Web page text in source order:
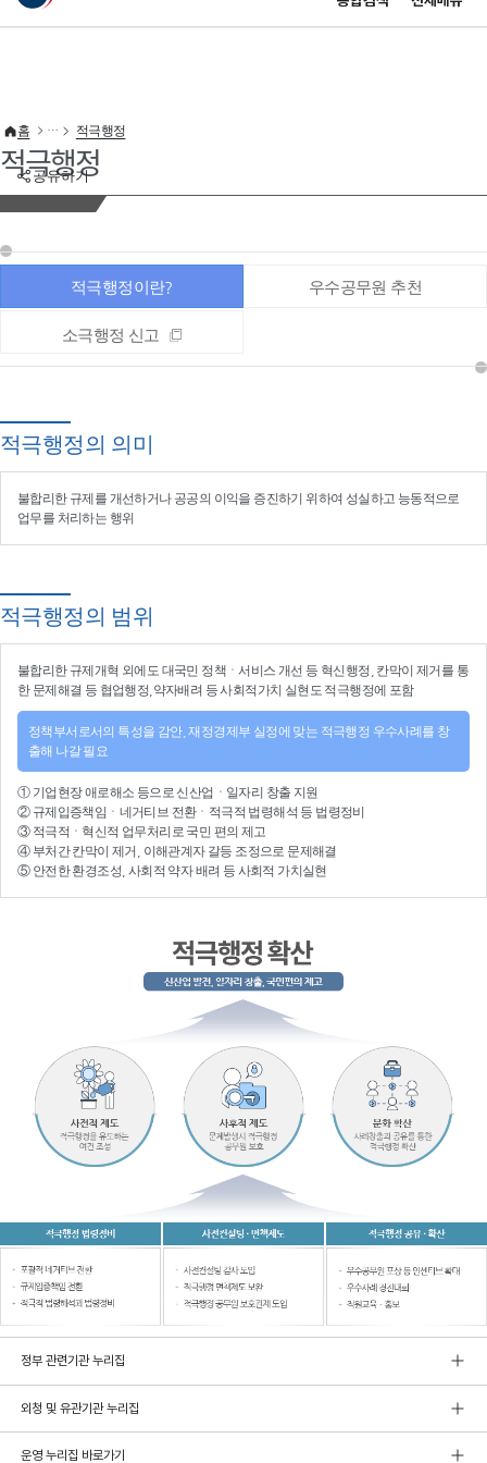
이 누리집은 대한민국 공식 전자정부 누리집입니다.
공유하기
홈 적극행정
적극행정
적극행정이란? 우수공무원 추천
소극행정 신고
적극행정의 의미
불합리한 규제를 개선하거나 공공의 이익을 증진하기 위하여 성실하고 능동적으로
업무를 처리하는 행위
적극행정의 범위
불합리한 규제개혁 외에도 대국민 정책ㆍ서비스 개선 등 혁신행정 , 칸막이 제거를 통
한 문제해결 등 협업행정 ,약자배려 등사회적가치 실현 도 적극행정에 포함
정책부서로서의 특성을 감안, 재정경제부 실정에 맞는 적극행정 우수사례를 창
출해 나갈 필요
① 기업현장 애로해소 등으로 신산업 ㆍ 일자리 창출 지원
② 규제입증책임 ㆍ 네거티브 전환ㆍ적극적 법령해석 등 법령정비
③ 적극적 ㆍ 혁신적 업무처리 로 국민 편의 제고
④ 부처간 칸막이 제거, 이해관계자 갈등 조정으로 문제해결
⑤ 안전한 환경조성, 사회적 약자 배려 등 사회적 가치실현
정부 관련기관 누리집
외청 및 유관기관 누리집
운영 누리집 바로가기